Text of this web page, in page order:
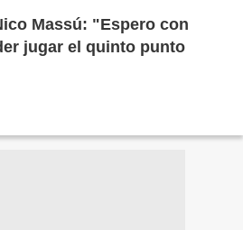
Massú: "Espero con
jugar el quinto punto